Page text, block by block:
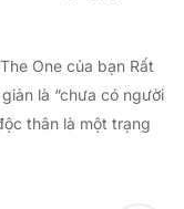
One của bạn Rất
là “chưa có người
thân là một trạng